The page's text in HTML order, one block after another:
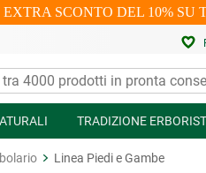
SCONTO DEL 10% SU
TRADIZIONE
Linea Piedi e Gambe